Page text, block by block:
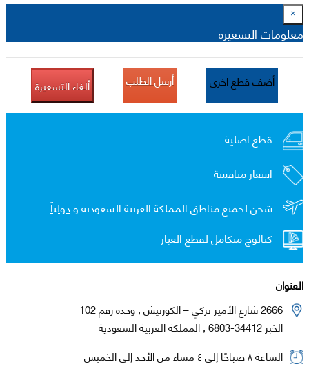
×
معلومات التسعيرة
أضف قطع اخرى أرسل الطلب ألغاء التسعيرة
قطع اصلية
اسعار منافسة
شحن لجميع مناطق المملكة العربية السعوديه ودولياً
كتالوج متكامل لقطع الغيار
العنوان
2666 شارع الأمير تركي – الكورنيش , وحدة رقم 102
الخبر 34412-6803 , المملكة العربية السعودية
الساعة ٨ صباحًا إلى ٤ مساء من الأحد إلى الخميس